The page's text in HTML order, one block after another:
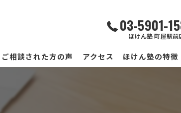
03-5901-
ほけん塾 町屋駅前
ご相談された方の声 アクセス ほけん塾の特徴